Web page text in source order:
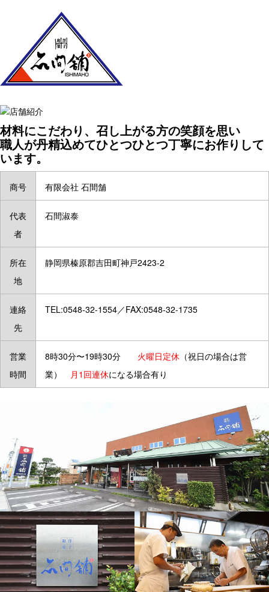
材料にこだわり、召し上がる方の笑顔を思い
職人が丹精込めてひとつひとつ丁寧にお作りして
います。
商号 有限会社 石間舗
代表
者
石間淑泰
所在
地
静岡県榛原郡吉田町神戸2423-2
連絡
先
TEL:0548-32-1554／FAX:0548-32-1735
営業
時間
8時30分〜19時30分 火曜日定休 （祝日の場合は営
業）
月1回連休になる場合有り